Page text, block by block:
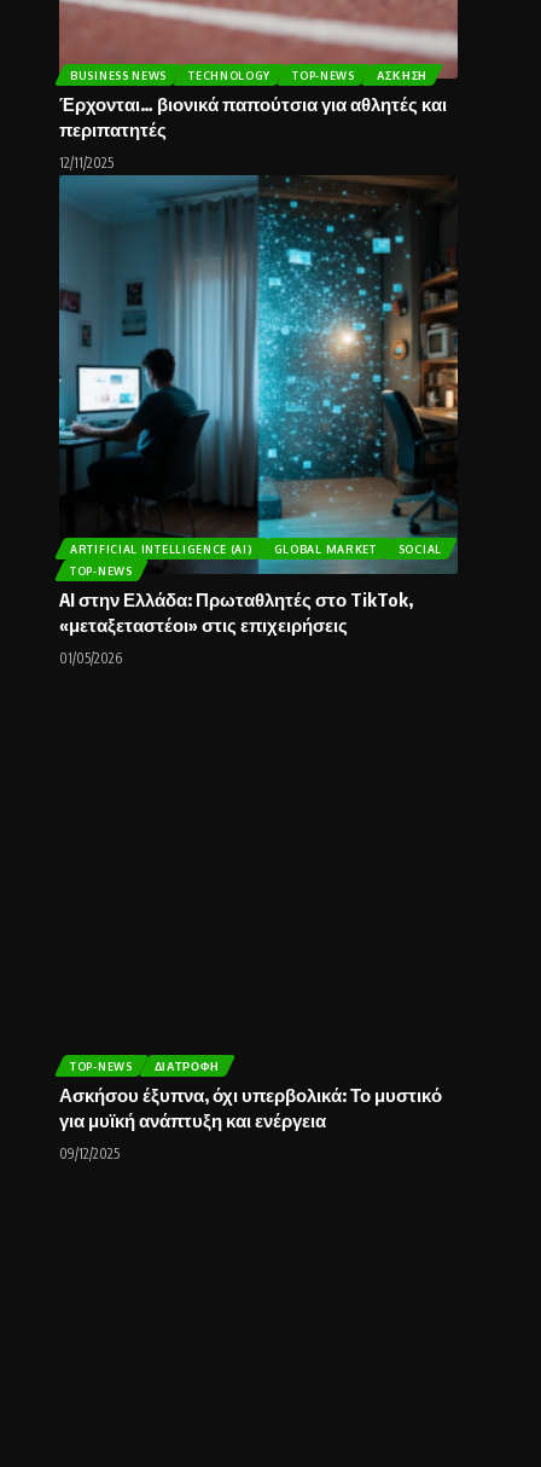
BUSINESS NEWS TECHNOLOGY TOP-NEWS ΆΣΚΗΣΗ
Έρχονται… βιονικά παπούτσια για αθλητές και
περιπατητές
12/11/2025
ARTIFICIAL INTELLIGENCE (AI) GLOBAL MARKET
SOCIAL
TOP-NEWS
AI στην Ελλάδα: Πρωταθλητές στο TikTok,
«μεταξεταστέοι» στις επιχειρήσεις
01/05/2026
TOP-NEWS ΔΙΑΤΡΟΦΉ
Ασκήσου έξυπνα, όχι υπερβολικά: Το μυστικό
για μυϊκή ανάπτυξη και ενέργεια
09/12/2025